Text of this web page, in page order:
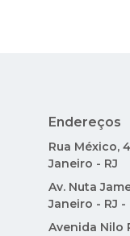
Endereços
Rua México,
Janeiro - RJ
Av. Nuta
Janeiro - RJ
Avenida Nilo